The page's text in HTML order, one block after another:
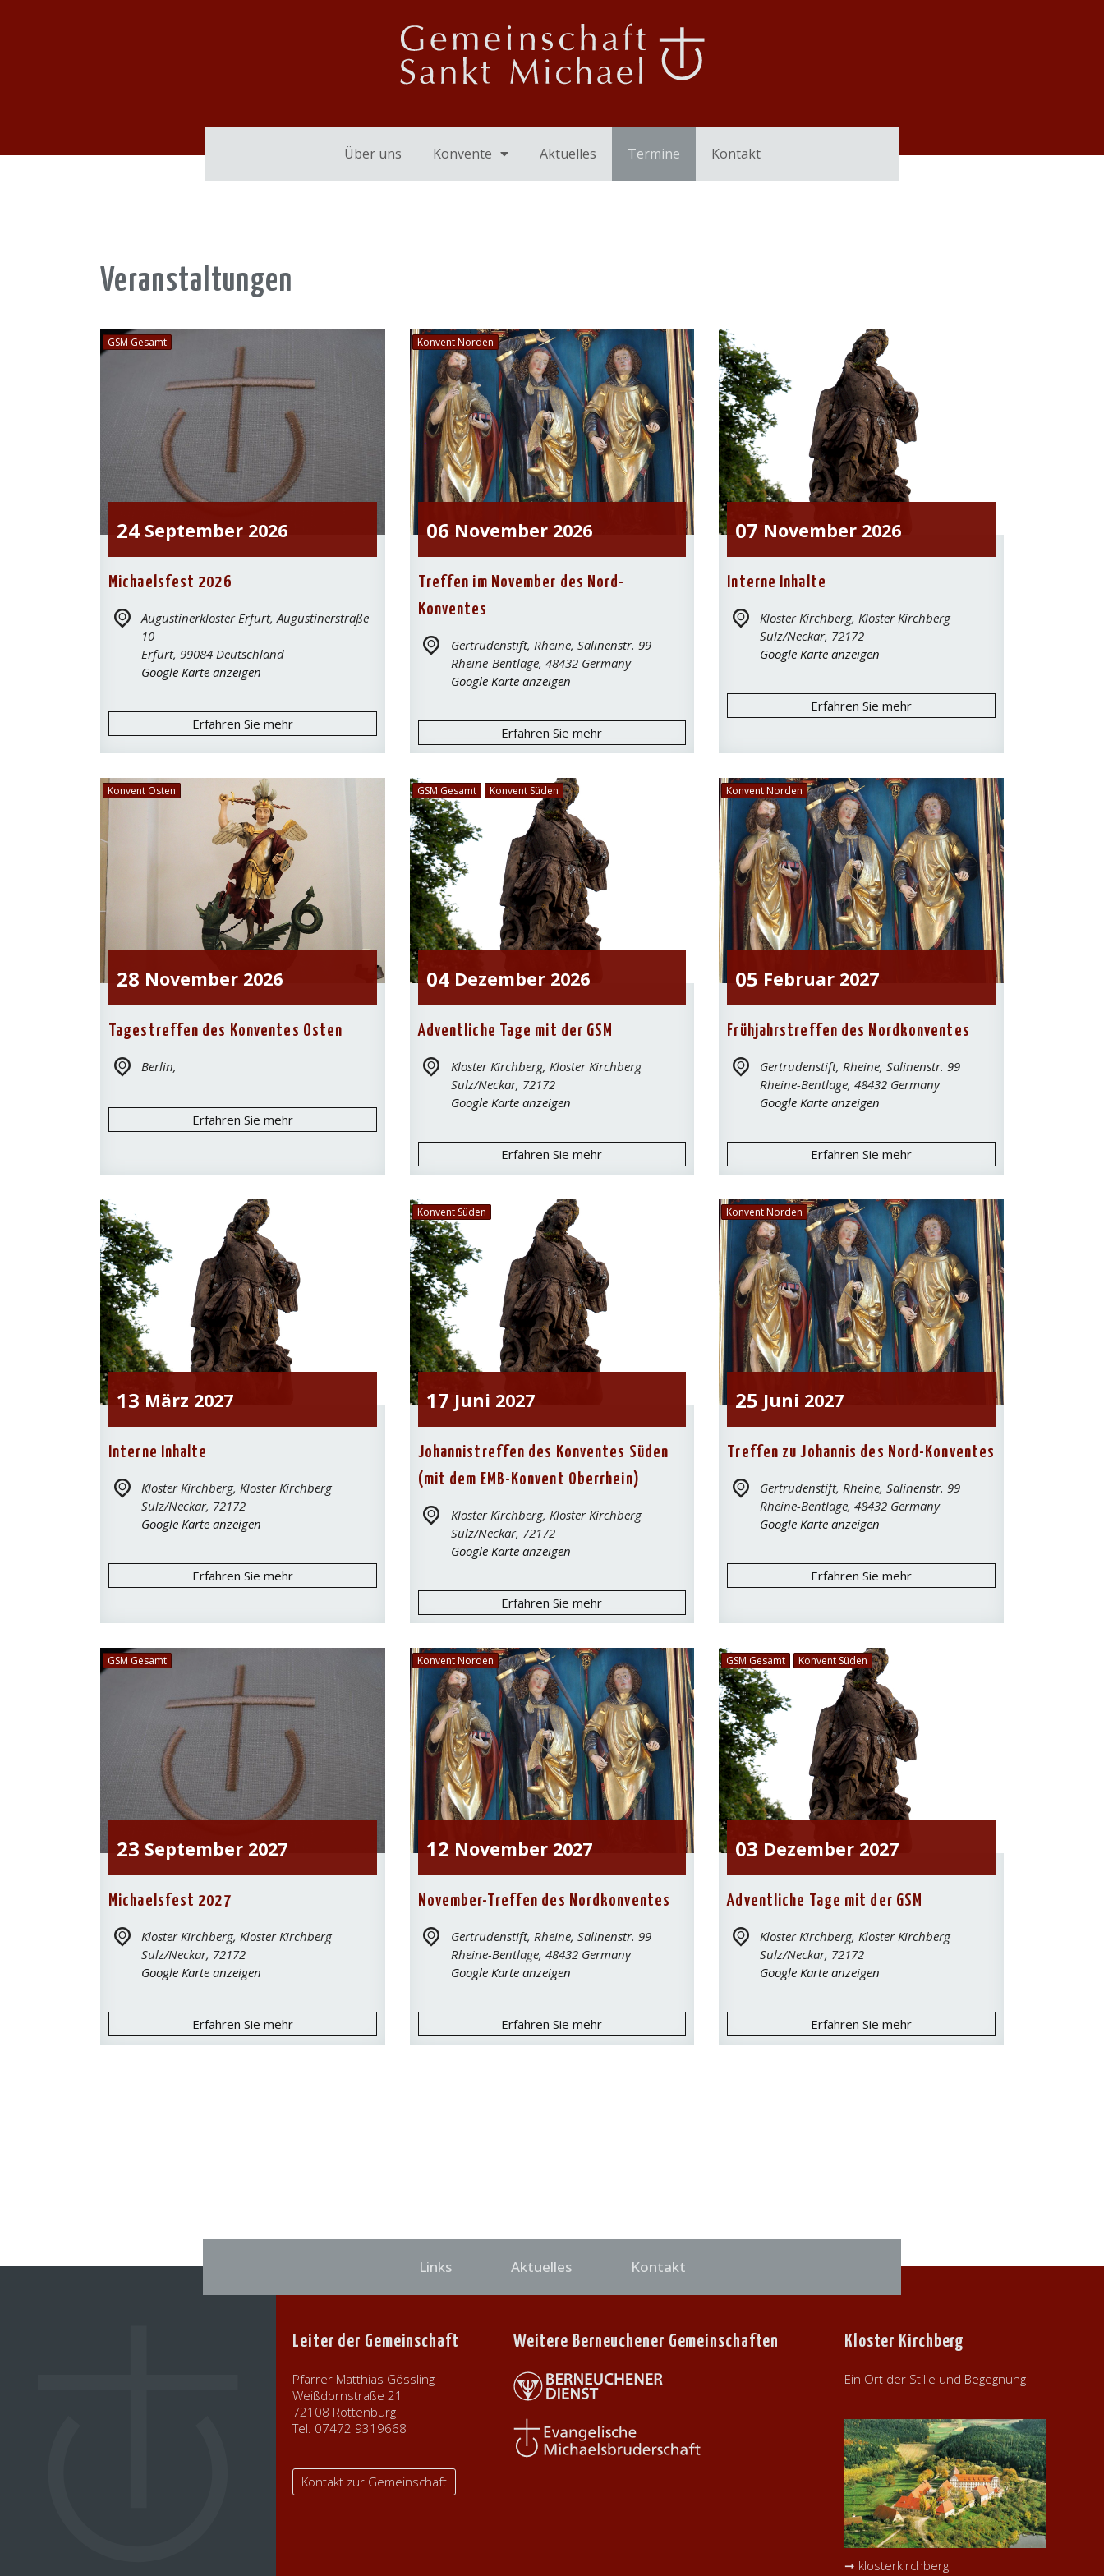
Start Konvente
Über uns Konvente Aktuelles Termine Kontakt
Veranstaltungen
GSM Gesamt
24 September 2026
Michaelsfest 2026
Augustinerkloster Erfurt, Augustinerstraße
10
Erfurt, 99084 Deutschland
Google Karte anzeigen
Erfahren Sie mehr
Konvent Norden
06 November 2026
Treffen im November des Nord-
Konventes
Gertrudenstift, Rheine, Salinenstr. 99
Rheine-Bentlage, 48432 Germany
Google Karte anzeigen
Erfahren Sie mehr
07 November 2026
Interne Inhalte
Kloster Kirchberg, Kloster Kirchberg
Sulz/Neckar, 72172
Google Karte anzeigen
Erfahren Sie mehr
Konvent Osten
28 November 2026
Tagestreffen des Konventes Osten
Berlin,
Erfahren Sie mehr
GSM Gesamt Konvent Süden
04 Dezember 2026
Adventliche Tage mit der GSM
Kloster Kirchberg, Kloster Kirchberg
Sulz/Neckar, 72172
Google Karte anzeigen
Erfahren Sie mehr
Konvent Norden
05 Februar 2027
Frühjahrstreffen des Nordkonventes
Gertrudenstift, Rheine, Salinenstr. 99
Rheine-Bentlage, 48432 Germany
Google Karte anzeigen
Erfahren Sie mehr
13 März 2027
Interne Inhalte
Kloster Kirchberg, Kloster Kirchberg
Sulz/Neckar, 72172
Google Karte anzeigen
Erfahren Sie mehr
Konvent Süden
17 Juni 2027
Johannistreffen des Konventes Süden
(mit dem EMB-Konvent Oberrhein)
Kloster Kirchberg, Kloster Kirchberg
Sulz/Neckar, 72172
Google Karte anzeigen
Erfahren Sie mehr
Konvent Norden
25 Juni 2027
Treffen zu Johannis des Nord-Konventes
Gertrudenstift, Rheine, Salinenstr. 99
Rheine-Bentlage, 48432 Germany
Google Karte anzeigen
Erfahren Sie mehr
GSM Gesamt
23 September 2027
Michaelsfest 2027
Kloster Kirchberg, Kloster Kirchberg
Sulz/Neckar, 72172
Google Karte anzeigen
Erfahren Sie mehr
Konvent Norden
12 November 2027
November-Treffen des Nordkonventes
Gertrudenstift, Rheine, Salinenstr. 99
Rheine-Bentlage, 48432 Germany
Google Karte anzeigen
Erfahren Sie mehr
GSM Gesamt Konvent Süden
03 Dezember 2027
Adventliche Tage mit der GSM
Kloster Kirchberg, Kloster Kirchberg
Sulz/Neckar, 72172
Google Karte anzeigen
Erfahren Sie mehr
Links Aktuelles Kontakt
Leiter der Gemeinschaft
Pfarrer Matthias Gössling
Weißdornstraße 21
72108 Rottenburg
Tel. 07472 9319668
Kontakt zur Gemeinschaft
Weitere Berneuchener Gemeinschaften Kloster Kirchberg
Ein Ort der Stille und Begegnung
➞ klosterkirchberg